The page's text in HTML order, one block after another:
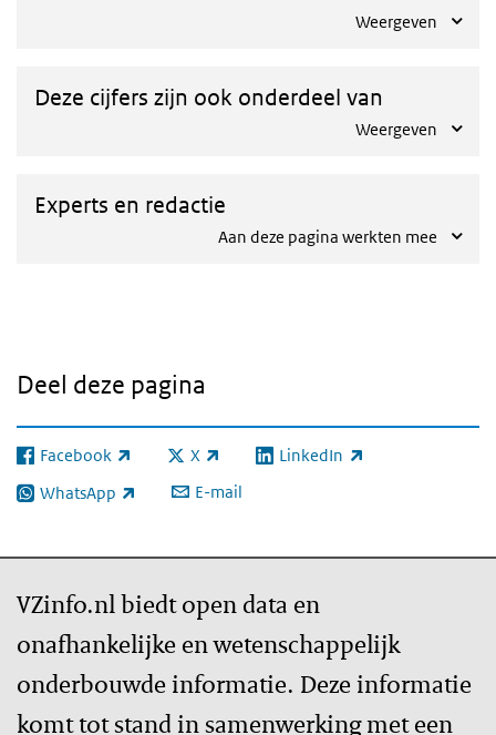
Weergeven
Deze cijfers zijn ook onderdeel van
Weergeven
Experts en redactie
Aan deze pagina werkten mee
Deel deze pagina
Facebook
(externe link) X
(externe link) LinkedIn
(externe link)
WhatsApp
(externe link) E-mail
VZinfo.nl biedt open data en
onafhankelijke en wetenschappelijk
onderbouwde informatie. Deze informatie
komt tot stand in samenwerking met een